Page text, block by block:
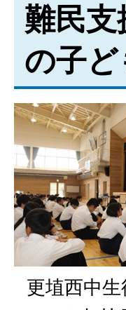
難民
の子
更埴西中